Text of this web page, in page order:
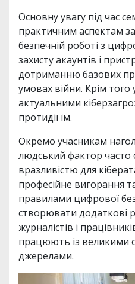
Основну увагу під час
практичним аспектам
безпечній роботі з
захисту акаунтів і
дотриманню базових
умовах війни. Крім
актуальними
протидії їм.
Окремо учасникам
людський фактор
вразливістю для
професійне вигорання
правилами цифрової
створювати додаткові
журналістів і
працюють із великими
джерелами.